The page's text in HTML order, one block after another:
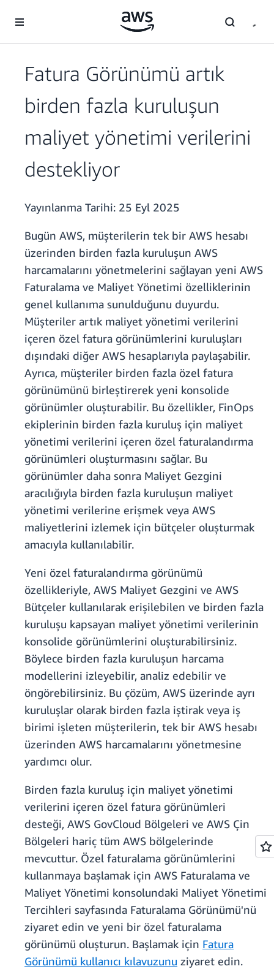
Fatura Görünümü artık
birden fazla kuruluşun
maliyet yönetimi verilerini
destekliyor
Yayınlanma Tarihi: 25 Eyl 2025
Bugün AWS, müşterilerin tek bir AWS hesabı
üzerinden birden fazla kuruluşun AWS
harcamalarını yönetmelerini sağlayan yeni AWS
Faturalama ve Maliyet Yönetimi özelliklerinin
genel kullanıma sunulduğunu duyurdu.
Müşteriler artık maliyet yönetimi verilerini
içeren özel fatura görünümlerini kuruluşları
dışındaki diğer AWS hesaplarıyla paylaşabilir.
Ayrıca, müşteriler birden fazla özel fatura
görünümünü birleştirerek yeni konsolide
görünümler oluşturabilir. Bu özellikler, FinOps
ekiplerinin birden fazla kuruluş için maliyet
yönetimi verilerini içeren özel faturalandırma
görünümleri oluşturmasını sağlar. Bu
görünümler daha sonra Maliyet Gezgini
aracılığıyla birden fazla kuruluşun maliyet
yönetimi verilerine erişmek veya AWS
maliyetlerini izlemek için bütçeler oluşturmak
amacıyla kullanılabilir.
Yeni özel faturalandırma görünümü
özellikleriyle, AWS Maliyet Gezgini ve AWS
Bütçeler kullanılarak erişilebilen ve birden fazla
kuruluşu kapsayan maliyet yönetimi verilerinin
konsolide görünümlerini oluşturabilirsiniz.
Böylece birden fazla kuruluşun harcama
modellerini izleyebilir, analiz edebilir ve
öngörebilirsiniz. Bu çözüm, AWS üzerinde ayrı
kuruluşlar olarak birden fazla iştirak veya iş
birimi işleten müşterilerin, tek bir AWS hesabı
üzerinden AWS harcamalarını yönetmesine
yardımcı olur.
Birden fazla kuruluş için maliyet yönetimi
verilerini içeren özel fatura görünümleri
desteği, AWS GovCloud Bölgeleri ve AWS Çin
Bölgeleri hariç tüm AWS bölgelerinde
mevcuttur. Özel faturalama görünümlerini
kullanmaya başlamak için AWS Faturalama ve
Maliyet Yönetimi konsolundaki Maliyet Yönetimi
Tercihleri sayfasında Faturalama Görünümü'nü
ziyaret edin ve yeni bir özel faturalama
görünümü oluşturun. Başlamak için Fatura
Görünümü kullanıcı kılavuzunu ziyaret edin.